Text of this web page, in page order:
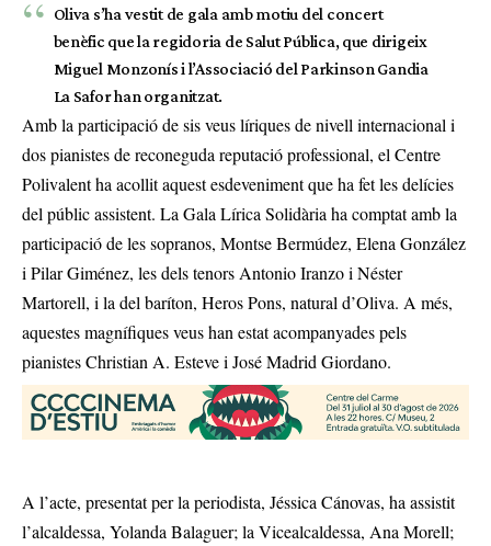
Oliva s’ha vestit de gala amb motiu del concert
benèfic que la regidoria de Salut Pública, que dirigeix
Miguel Monzonís i l’Associació del Parkinson Gandia
La Safor han organitzat.
Amb la participació de sis veus líriques de nivell internacional i
dos pianistes de reconeguda reputació professional, el Centre
Polivalent ha acollit aquest esdeveniment que ha fet les delícies
del públic assistent. La Gala Lírica Solidària ha comptat amb la
participació de les sopranos, Montse Bermúdez, Elena González
i Pilar Giménez, les dels tenors Antonio Iranzo i Néster
Martorell, i la del baríton, Heros Pons, natural d’Oliva. A més,
aquestes magnífiques veus han estat acompanyades pels
pianistes Christian A. Esteve i José Madrid Giordano.
A l’acte, presentat per la periodista, Jéssica Cánovas, ha assistit
l’alcaldessa, Yolanda Balaguer; la Vicealcaldessa, Ana Morell;